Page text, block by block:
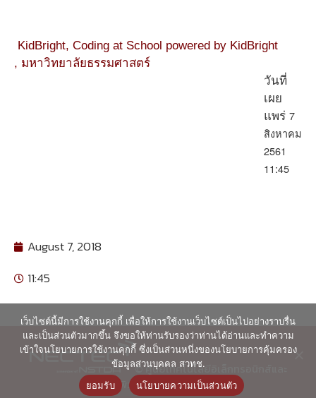
KidBright, Coding at School powered by KidBright
, มหาวิทยาลัยธรรมศาสตร์
วันที่
เผย
แพร่ 7
สิงหาคม
2561
11:45
August 7, 2018
11:45
© ศูนย์เทคโนโลยีอิเล็กทรอนิกส์และ
คอมพิวเตอร์แห่งชาติ 2563
เว็บไซต์นี้มีการใช้งานคุกกี้ เพื่อให้การใช้งานเว็บไซต์เป็นไปอย่างราบรื่น
และเป็นส่วนตัวมากขึ้น จึงขอให้ท่านรับรองว่าท่านได้อ่านและทำความ
เข้าใจนโยบายการใช้งานคุกกี้ ซึ่งเป็นส่วนหนึ่งของนโยบายการคุ้มครอง
ข้อมูลส่วนบุคคล สวทช.
ยอมรับ
นโยบายความเป็นส่วนตัว